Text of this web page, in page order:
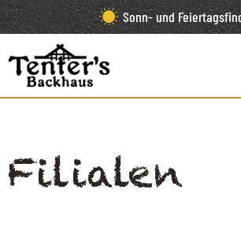
Sonn- und
Filialen